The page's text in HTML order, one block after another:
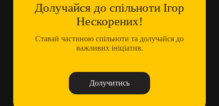
Долучайся до спільноти Ігор
Нескорених!
Ставай частиною спільноти та долучайся до
важливих ініціатив.
Долучитись